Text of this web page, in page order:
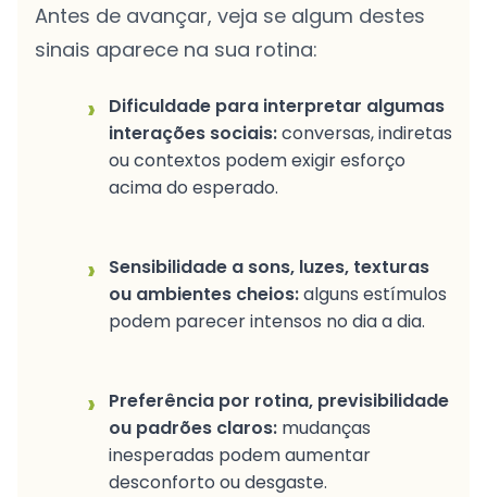
Antes de avançar, veja se algum destes
sinais aparece na sua rotina:
›
Dificuldade para interpretar algumas
interações sociais:conversas, indiretas
ou contextos podem exigir esforço
acima do esperado.
›
Sensibilidade a sons, luzes, texturas
ou ambientes cheios:alguns estímulos
podem parecer intensos no dia a dia.
›
Preferência por rotina, previsibilidade
ou padrões claros: mudanças
inesperadas podem aumentar
desconforto ou desgaste.